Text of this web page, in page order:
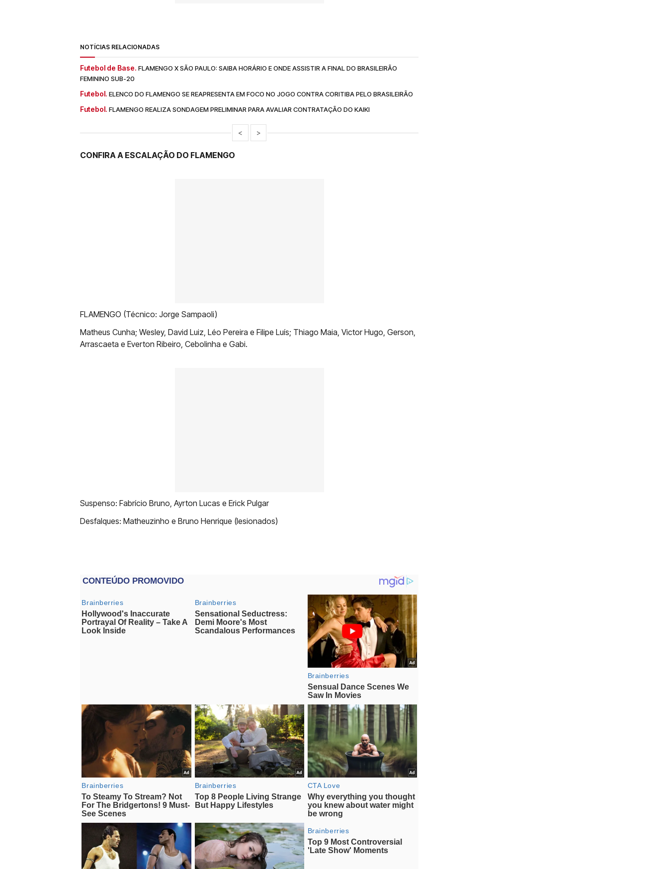
NOTÍCIAS RELACIONADAS
Futebol de Base. FLAMENGO X SÃO PAULO: SAIBA HORÁRIO E ONDE ASSISTIR A FINAL DO BRASILEIRÃO
FEMININO SUB-20
Futebol. ELENCO DO FLAMENGO SE REAPRESENTA EM FOCO NO JOGO CONTRA CORITIBA PELO BRASILEIRÃO
Futebol. FLAMENGO REALIZA SONDAGEM PRELIMINAR PARA AVALIAR CONTRATAÇÃO DO KAIKI
< >
CONFIRA A ESCALAÇÃO DO FLAMENGO
FLAMENGO (Técnico: Jorge Sampaoli)
Matheus Cunha; Wesley, David Luiz, Léo Pereira e Filipe Luís; Thiago Maia, Victor Hugo, Gerson,
Arrascaeta e Everton Ribeiro, Cebolinha e Gabi.
Suspenso: Fabrício Bruno, Ayrton Lucas e Erick Pulgar
Desfalques: Matheuzinho e Bruno Henrique (lesionados)